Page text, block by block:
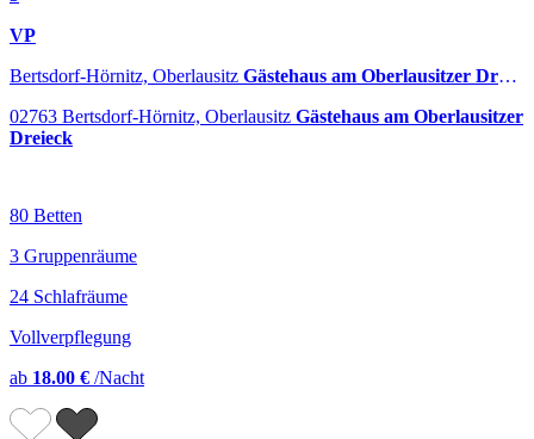
VP
Bertsdorf-Hörnitz, Oberlausitz Gästehaus am Oberlausitzer Dreieck
02763 Bertsdorf-Hörnitz, Oberlausitz Gästehaus am Oberlausitzer
Dreieck
80 Betten
3 Gruppenräume
24 Schlafräume
Vollverpflegung
ab 18.00 € /Nacht